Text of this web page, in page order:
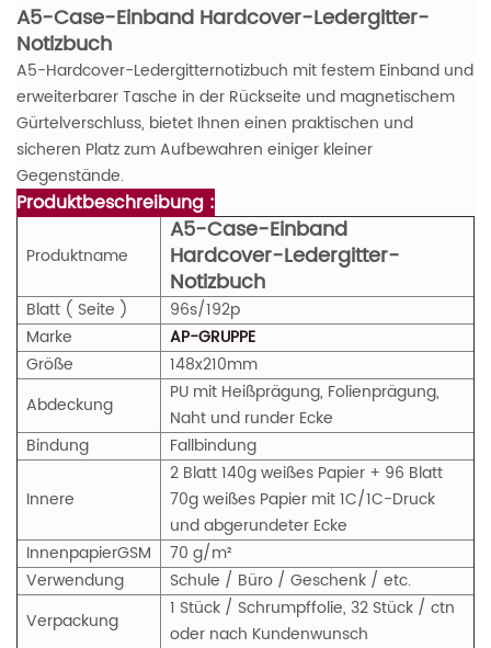
A5-Case-Einband Hardcover-Ledergitter-
Notizbuch
A5-Hardcover-Ledergitternotizbuch mit festem Einband und
erweiterbarer Tasche in der Rückseite und magnetischem
Gürtelverschluss, bietet Ihnen einen praktischen und
sicheren Platz zum Aufbewahren einiger kleiner
Gegenstände.
Produktbeschreibung :
Produktname
A5-Case-Einband
Hardcover-Ledergitter-
Notizbuch
Blatt ( Seite )
96s/192p
Marke
AP-GRUPPE
Größe
148x210mm
Abdeckung
PU mit Heißprägung, Folienprägung,
Naht und runder Ecke
Bindung
Fallbindung
Innere
2 Blatt 140g weißes Papier + 96 Blatt
70g weißes Papier mit 1C/1C-Druck
und abgerundeter Ecke
InnenpapierGSM
70 g/m²
Verwendung
Schule / Büro / Geschenk / etc.
Verpackung
1 Stück / Schrumpffolie, 32 Stück / ctn
oder nach Kundenwunsch